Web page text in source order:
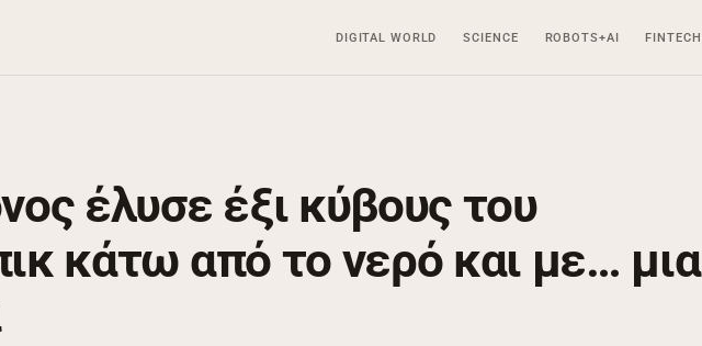
DIGITAL WORLD SCIENCE ROBOTS+AI FINTECH
έλυσε έξι κύβους του
κάτω από το νερό και με… μια